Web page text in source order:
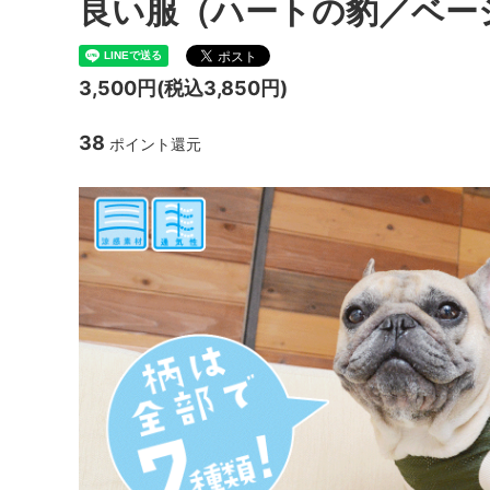
良い服（ハートの豹／ベー
3,500円(税込3,850円)
38 ポイント還元